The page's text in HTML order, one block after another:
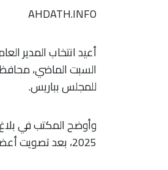
AHDATH.INFO
للمجلس بباريس.
2025، بعد تصويت أعضاء المجلس العالمي للماء، الذين يمثلون أكثر من 50 دولة.